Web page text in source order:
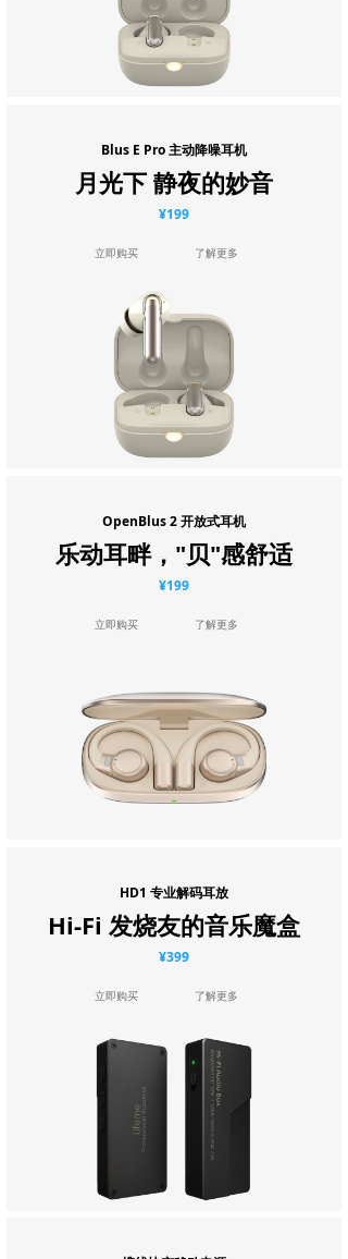
HD1 专业解码耳放
Hi-Fi 发烧友的音乐魔盒
¥399
立即购买 了解更多
OpenBlus 2 开放式耳机
乐动耳畔，"贝"感舒适
¥199
立即购买 了解更多
Blus E Pro 主动降噪耳机
月光下 静夜的妙音
¥199
立即购买 了解更多